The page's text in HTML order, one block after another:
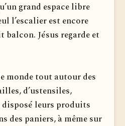
grand espace libre
l’escalier est encore
balcon. Jésus regarde et
monde tout autour des
d’ustensiles,
disposé leurs produits
des paniers, à même sur